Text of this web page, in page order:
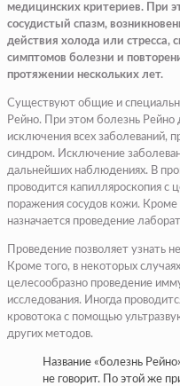
медицинских критериев. При
сосудистый спазм,
действия холода или стресса,
симптомов болезни и
протяжении нескольких лет.
Существуют общие и
Рейно. При этом болезнь Рейно
исключения всех заболеваний,
синдром. Исключение
дальнейших наблюдениях. В
проводится капилляроскопия с
поражения сосудов кожи. Кроме
назначается проведение
Проведение позволяет узнать
Кроме того, в некоторых
целесообразно проведение
исследования. Иногда
кровотока с помощью
других методов.
Название «болезнь
не говорит. По этой же